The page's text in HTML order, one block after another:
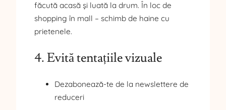
făcută acasă și luată la drum. În loc de
shopping în mall – schimb de haine cu
prietenele.
4. Evită tentațiile vizuale
Dezabonează-te de la newslettere de
reduceri